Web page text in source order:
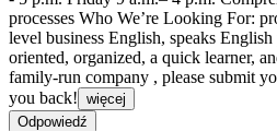
processes Who We’re Looking For:
level business English, speaks
oriented, organized, a quick learner,
family-run company , please submit
you back! więcej
Odpowiedź